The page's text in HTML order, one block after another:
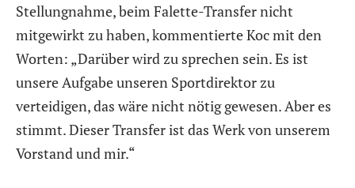
Stellungnahme, beim Falette-Transfer nicht
mitgewirkt zu haben, kommentierte Koc mit den
Worten: „Darüber wird zu sprechen sein. Es ist
unsere Aufgabe unseren Sportdirektor zu
verteidigen, das wäre nicht nötig gewesen. Aber es
stimmt. Dieser Transfer ist das Werk von unserem
Vorstand und mir.“